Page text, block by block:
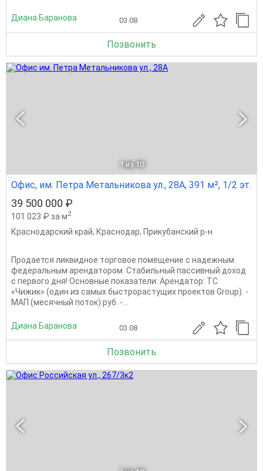
Диана Баранова 03.08
Позвонить
1 из 10
Офис, им. Петра Метальникова ул., 28А, 391 м², 1/2 эт.
39 500 000 ₽
101 023 ₽ за м2
Краснодарский край, Краснодар, Прикубанский р-н
Продается ликвидное торговое помещение с надежным
федеральным арендатором. Стабильный пассивный доход
с первого дня! Основные показатели: Арендатор: ТС
«Чижик» (один из самых быстрорастущих проектов Group). -
МАП (месячный поток):руб. -...
Диана Баранова 03.08
Позвонить